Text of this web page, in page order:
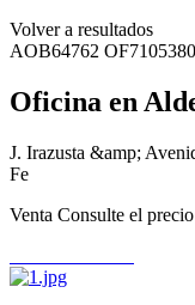
Volver a resultados
AOB64762
Oficina en
J. Irazusta &amp;
Fe
Venta Consulte el precio